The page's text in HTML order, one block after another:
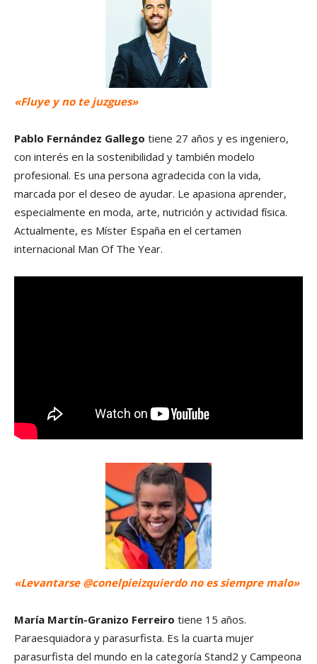
«Fluye y no te juzgues»
Pablo Fernández Gallego tiene 27 años y es ingeniero,
con interés en la sostenibilidad y también modelo
profesional. Es una persona agradecida con la vida,
marcada por el deseo de ayudar. Le apasiona aprender,
especialmente en moda, arte, nutrición y actividad física.
Actualmente, es Míster España en el certamen
internacional Man Of The Year.
«Levantarse @conelpieizquierdo no es siempre malo»
María Martín-Granizo Ferreiro tiene 15 años.
Paraesquiadora y parasurfista. Es la cuarta mujer
parasurfista del mundo en la categoría Stand2 y Campeona